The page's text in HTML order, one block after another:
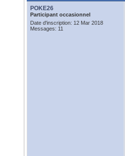
POKE26
Participant occasionnel
Date d'inscription: 12 Mar 2018
Messages: 11